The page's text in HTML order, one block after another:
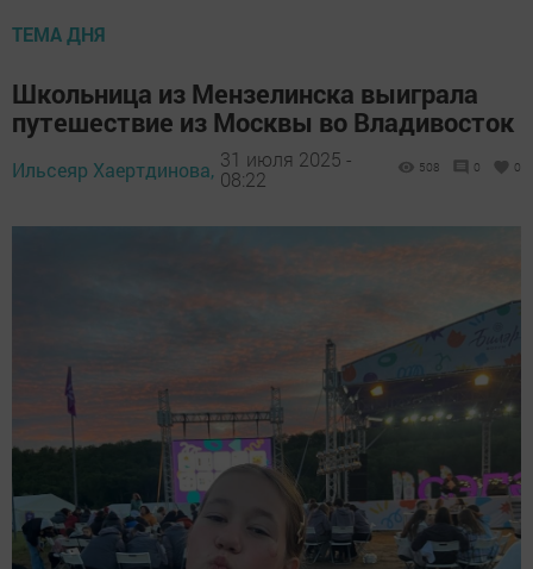
ТЕМА ДНЯ
Школьница из Мензелинска выиграла
путешествие из Москвы во Владивосток
Ильсеяр Хаертдинова, 31 июля 2025 -
08:22
508 0 0